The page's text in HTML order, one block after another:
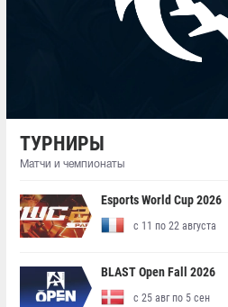
ТУРНИРЫ
Матчи и чемпионаты
Esports World Cup 2026
с 11 по 22 августа
BLAST Open Fall 2026
с 25 авг по 5 сен